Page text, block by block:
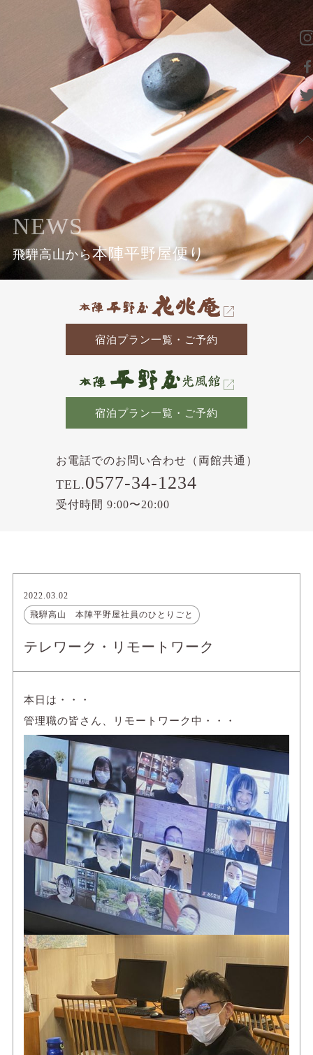
NEWS
飛騨高山から本陣平野屋便り
宿泊プラン一覧・ご予約
宿泊プラン一覧・ご予約
お電話でのお問い合わせ（両館共通）
TEL.0577-34-1234
受付時間 9:00〜20:00
2022.03.02
飛騨高山 本陣平野屋社員のひとりごと
テレワーク・リモートワーク
本日は・・・
管理職の皆さん、リモートワーク中・・・